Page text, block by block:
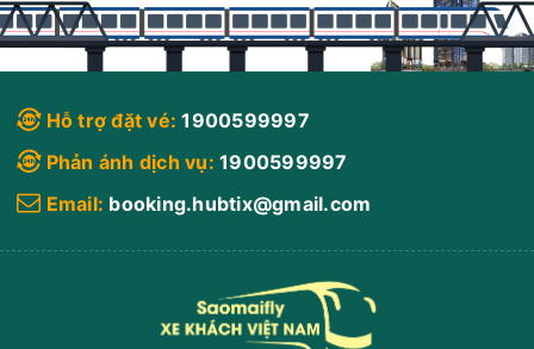
Hỗ trợ đặt vé: 1900599997
Phản ánh dịch vụ: 1900599997
Email: booking.hubtix@gmail.com